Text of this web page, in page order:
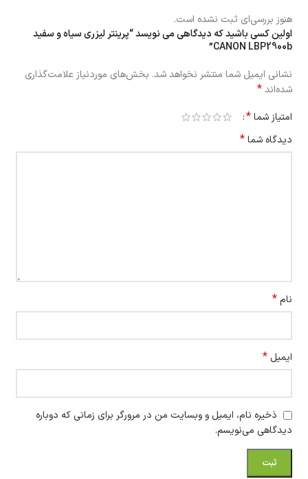
هنوز بررسی‌ای ثبت نشده است.
اولین کسی باشید که دیدگاهی می نویسد “پرینتر لیزری سیاه و سفید
CANON LBP2900b”
نشانی ایمیل شما منتشر نخواهد شد. بخش‌های موردنیاز علامت‌گذاری
شده‌اند*
امتیاز شما*
دیدگاه شما*
نام*
ایمیل *
ذخیره نام، ایمیل و وبسایت من در مرورگر برای زمانی که دوباره
دیدگاهی می‌نویسم.